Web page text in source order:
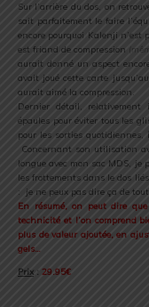
Sur l’arrière du dos, on
sait parfaitement le faire
encore pourquoi Kalenji n’est
est friand de compression
aurait donné un aspect
avait joué cette carte
aurait aimé la compression.
Dernier détail, relativement
épaules pour éviter tous les
pour les sorties quotidiennes,
Concernant son utilisation
longue avec mon sac MDS, je
les frottements dans le dos
: je ne peux pas dire ça de
En résumé, on peut dire
technicité et l’on comprend
plus de valeur ajoutée, en
gels…
Prix : 29.95€